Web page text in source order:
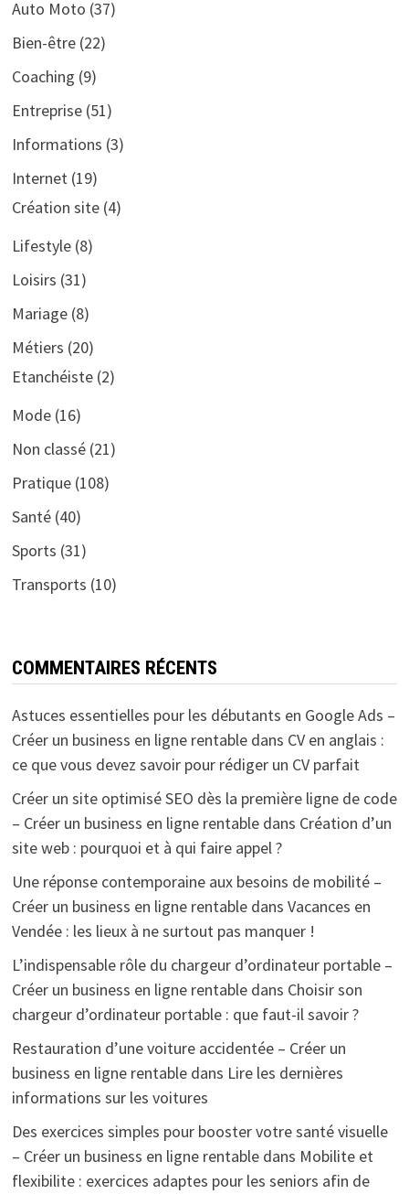
Auto Moto (37)
Bien-être(22)
Coaching (9)
Entreprise(51)
Informations (3)
Internet(19)
Création site(4)
Lifestyle(8)
Loisirs (31)
Mariage(8)
Métiers (20)
Etanchéiste(2)
Mode(16)
Non classé(21)
Pratique(108)
Santé(40)
Sports (31)
Transports (10)
COMMENTAIRES RÉCENTS
Astuces essentielles pour les débutants en Google Ads –
Créer un business en ligne rentabledans CV en anglais :
ce que vous devez savoir pour rédiger un CV parfait
Créer un site optimisé SEO dès la première ligne de code
– Créer un business en ligne rentabledans Création d’un
site web : pourquoi et à qui faire appel ?
Une réponse contemporaine aux besoins de mobilité –
Créer un business en ligne rentabledans Vacances en
Vendée : les lieux à ne surtout pas manquer !
L’indispensable rôle du chargeur d’ordinateur portable –
Créer un business en ligne rentabledans Choisir son
chargeur d’ordinateur portable : que faut-il savoir ?
Restauration d’une voiture accidentée – Créer un
business en ligne rentabledans Lire les dernières
informations sur les voitures
Des exercices simples pour booster votre santé visuelle
– Créer un business en ligne rentabledans Mobilite et
flexibilite : exercices adaptes pour les seniors afin de